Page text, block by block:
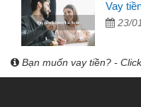
Vay
23/
Bạn muốn vay tiền? -